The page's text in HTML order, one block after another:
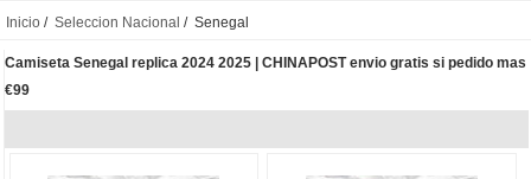
Inicio / Seleccion Nacional / Senegal
Camiseta Senegal replica 2024 2025 | CHINAPOST envio gratis si pedido mas
€99